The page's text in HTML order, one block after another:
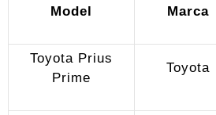
Model Marca
Toyota Prius
Prime
Toyota